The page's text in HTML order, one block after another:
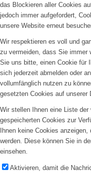
das Blockieren aller Cookies
jedoch immer aufgefordert,
unsere Website erneut
Wir respektieren es voll und
zu vermeiden, dass Sie immer
Sie uns bitte, einen Cookie für
sich jederzeit abmelden oder
vollumfänglich nutzen zu
gesetzten Cookies auf unserer
Wir stellen Ihnen eine Liste
gespeicherten Cookies zur
Ihnen keine Cookies
werden. Diese können Sie in
einsehen.
Aktivieren, damit die